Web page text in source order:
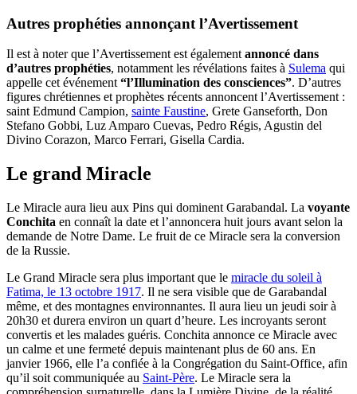
Autres prophéties annonçant l’Avertissement
Il est à noter que l’Avertissement est également annoncé dans
d’autres prophéties, notamment les révélations faites à Sulema qui
appelle cet événement “l’Illumination des consciences”. D’autres
figures chrétiennes et prophètes récents annoncent l’Avertissement :
saint Edmund Campion, sainte Faustine, Grete Ganseforth, Don
Stefano Gobbi, Luz Amparo Cuevas, Pedro Régis, Agustin del
Divino Corazon, Marco Ferrari, Gisella Cardia.
Le grand Miracle
Le Miracle aura lieu aux Pins qui dominent Garabandal. La voyante
Conchita en connaît la date et l’annoncera huit jours avant selon la
demande de Notre Dame. Le fruit de ce Miracle sera la conversion
de la Russie.
Le Grand Miracle sera plus important que le miracle du soleil à
Fatima, le 13 octobre 1917. Il ne sera visible que de Garabandal
même, et des montagnes environnantes. Il aura lieu un jeudi soir à
20h30 et durera environ un quart d’heure. Les incroyants seront
convertis et les malades guéris. Conchita annonce ce Miracle avec
un calme et une fermeté depuis maintenant plus de 60 ans. En
janvier 1966, elle l’a confiée à la Congrégation du Saint-Office, afin
qu’il soit communiquée au Saint-Père. Le Miracle sera la